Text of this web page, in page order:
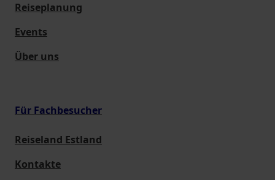
Reiseplanung
Events
Über uns
Für Fachbesucher
Reiseland Estland
Kontakte